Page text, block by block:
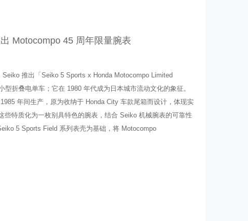
Motocompo 45 周年限量腕表
推出「Seiko 5 Sports x Honda Motocompo Limited
折叠电单车；它在 1980 年代成为日本城市流动文化的象征。
年间生产，原为收纳于 Honda City 车款尾箱而设计，体现实
些特质化为一枚别具特色的腕表，结合 Seiko 机械腕表的可靠性
5 Sports Field 系列表壳为基础，将 Motocompo